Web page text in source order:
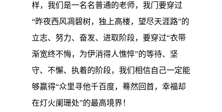
样， 我们是一名名普通的老师，我门 要穿过
“昨夜西风凋碧树，独上高楼，望尽天涯路”的
立志、努力、奋发、进取阶段， 要穿过“衣带
渐宽终不悔，为伊消得人憔悴”的等待、坚
守、不懈、执着的阶段，我们相信自己一定能
够赢得“众里寻他千百度，蓦然回首，幸福却
在灯火阑珊处”的最高境界！